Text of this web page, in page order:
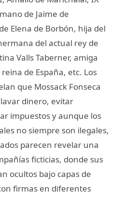
de Jaime de
Elena de Borbón, hija del
del actual rey de
Valls Taberner, amiga
de España, etc. Los
que Mossack Fonseca
dinero, evitar
impuestos y aunque los
no siempre son ilegales,
parecen revelar una
ficticias, donde sus
ocultos bajo capas de
firmas en diferentes